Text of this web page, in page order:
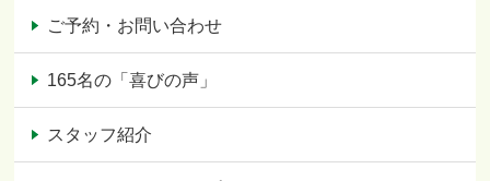
ご予約・お問い合わせ
165名の「喜びの声」
スタッフ紹介